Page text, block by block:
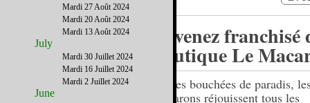
Devenez
boutique Le
Petites bouchées de paradis,
macarons réjouissent tous les
Mardi 27 Août 2024
Mardi 20 Août 2024
Mardi 13 Août 2024
July
Mardi 30 Juillet 2024
Mardi 16 Juillet 2024
Mardi 2 Juillet 2024
June